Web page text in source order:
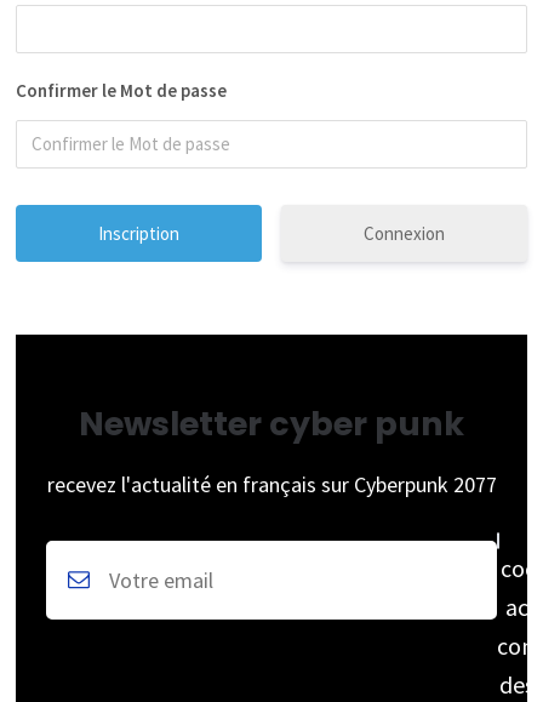
Confirmer le Mot de passe
Connexion
Newsletter cyber punk
recevez l'actualité en français sur Cyberpunk 2077
des